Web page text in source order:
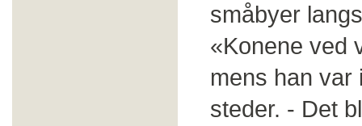
småbyer
«Konene ved
mens han var
steder. - Det